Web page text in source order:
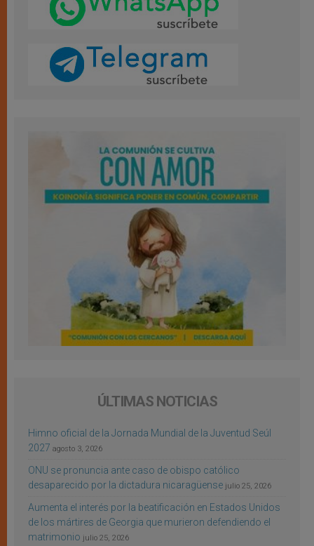
ÚLTIMAS NOTICIAS
Himno oficial de la Jornada Mundial de la Juventud Seúl
2027 agosto 3, 2026
ONU se pronuncia ante caso de obispo católico
desaparecido por la dictadura nicaragüense julio 25, 2026
Aumenta el interés por la beatificación en Estados Unidos
de los mártires de Georgia que murieron defendiendo el
matrimonio julio 25, 2026